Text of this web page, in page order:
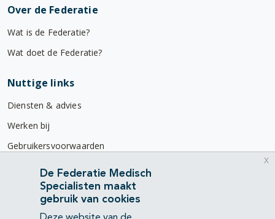
Over de Federatie
Wat is de Federatie?
Wat doet de Federatie?
Nuttige links
Diensten & advies
Werken bij
Gebruikersvoorwaarden
Privacyverklaring
Contact
Mercatorlaan 1200
De Federatie Medisch
Specialisten maakt
gebruik van cookies
x